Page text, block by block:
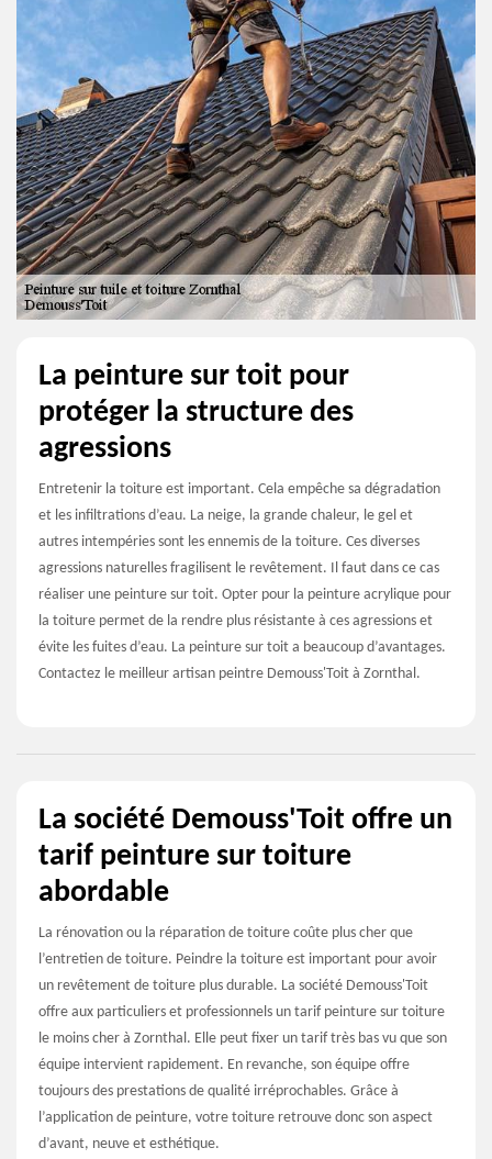
La peinture sur toit pour
protéger la structure des
agressions
Entretenir la toiture est important. Cela empêche sa dégradation
et les infiltrations d’eau. La neige, la grande chaleur, le gel et
autres intempéries sont les ennemis de la toiture. Ces diverses
agressions naturelles fragilisent le revêtement. Il faut dans ce cas
réaliser une peinture sur toit. Opter pour la peinture acrylique pour
la toiture permet de la rendre plus résistante à ces agressions et
évite les fuites d’eau. La peinture sur toit a beaucoup d’avantages.
Contactez le meilleur artisan peintre Demouss'Toit à Zornthal.
La société Demouss'Toit offre un
tarif peinture sur toiture
abordable
La rénovation ou la réparation de toiture coûte plus cher que
l’entretien de toiture. Peindre la toiture est important pour avoir
un revêtement de toiture plus durable. La société Demouss'Toit
offre aux particuliers et professionnels un tarif peinture sur toiture
le moins cher à Zornthal. Elle peut fixer un tarif très bas vu que son
équipe intervient rapidement. En revanche, son équipe offre
toujours des prestations de qualité irréprochables. Grâce à
l’application de peinture, votre toiture retrouve donc son aspect
d’avant, neuve et esthétique.